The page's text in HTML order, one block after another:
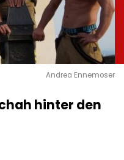
Andrea Ennemoser
hinter den